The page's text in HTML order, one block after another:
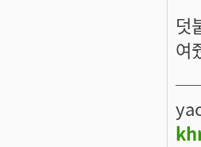
덧
여